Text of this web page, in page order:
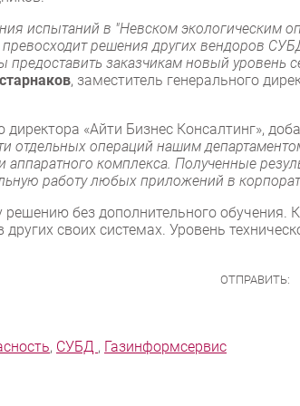
испытаний в "Невском экологическим
превосходит решения других вендоров
заказчикам новый уровень
, заместитель генерального
директора «Айти Бизнес Консалтинг»,
отдельных операций нашим
комплекса. Полученные
работу любых приложений в
без дополнительного обучения.
своих системах. Уровень
ОТПРАВИТЬ:
, СУБД , Газинформсервис